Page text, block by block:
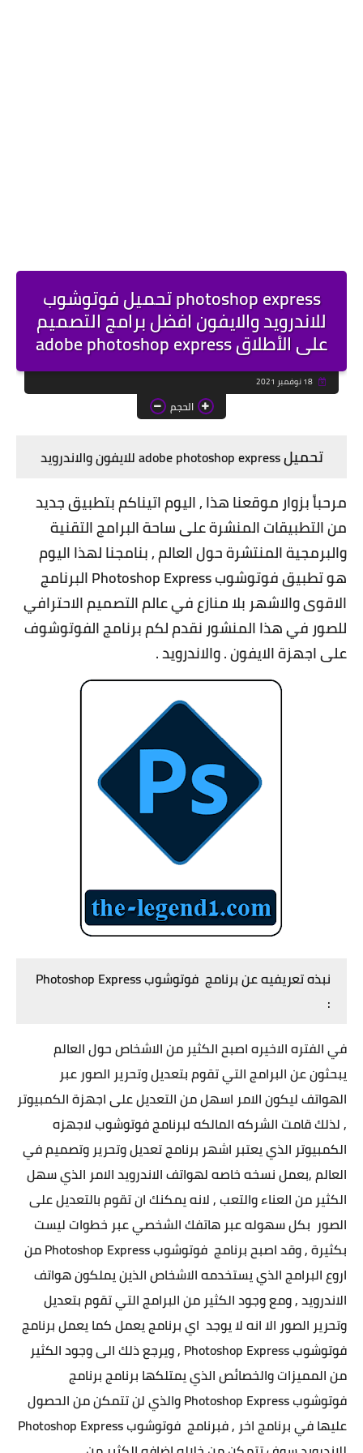
photoshop express تحميل فوتوشوب
للاندرويد والايفون افضل برامج التصميم
على الأطلاق adobe photoshop express
18 نوفمبر 2021
الحجم
تحميلadobe photoshop express للايفون والاندرويد
مرحباً بزوار موقعنا هذا , اليوم اتيناكم بتطبيق جديد
من التطبيقات المنشرة على ساحة البرامج التقنية
والبرمجية المنتشرة حول العالم , بنامجنا لهذا اليوم
هو تطبيق
فوتوشوب Photoshop Express البرنامج
الاقوى والاشهر بلا منازع في عالم التصميم الاحترافي
للصور في هذا المنشور نقدم لكم برنامج الفوتوشوف
على اجهزة الايفون . والاندرويد.
نبذه تعريفيه عن برنامج فوتوشوب Photoshop Express
:
في الفتره الاخيره اصبح الكثير من الاشخاص حول العالم
يبحثون عن البرامج التي تقوم بتعديل وتحرير الصور عبر
الهواتف ليكون الامر اسهل من التعديل على اجهزة الكمبيوتر
, لذلك قامت الشركه المالكه لبرنامج فوتوشوب لاجهزه
الكمبيوتر الذي يعتبر اشهر برنامجتعديل وتحرير وتصميم في
العالم ,بعمل نسخه خاصه لهواتف الاندرويد الامر الذي سهل
الكثير من العناء والتعب , لانه يمكنك ان تقوم بالتعديل على
الصور بكل سهوله عبر هاتفك الشخصي عبر خطوات ليست
بكثيرة , وقد اصبح برنامج فوتوشوب Photoshop Express
من
اروع البرامج الذي يستخدمه الاشخاص الذين يملكون هواتف
الاندرويد , ومع وجود الكثير من البرامج التي تقوم بتعديل
وتحرير الصور الا انه لا يوجد اي برنامج يعمل كما يعمل برنامج
فوتوشوب Photoshop Express , ويرجع ذلك الى وجود الكثير
من المميزاتوالخصائص الذي يمتلكها برنامج برنامج
فوتوشوب Photoshop Express والذي لن تتمكن من الحصول
عليها في برنامج اخر , فبرنامج فوتوشوب Photoshop Express